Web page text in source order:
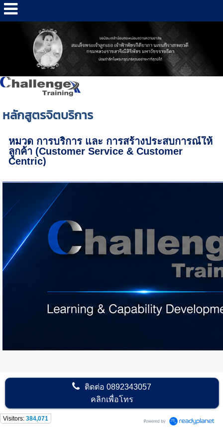
หลักสูตรจิตบริการ
หมวด การบริการ และ การสร้างประสบการณ์ให้
ลูกค้า (Customer Service & Customer
Centric)
ติดต่อ0892343057
คลิกเพื่อโทร
Visitors: 384,071